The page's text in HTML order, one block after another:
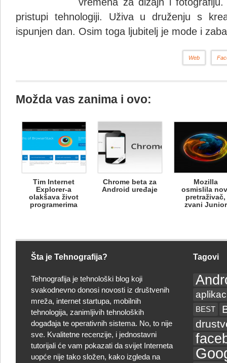
pristupi tehnologiji. Uživa u druženju s
ispunjen dan. Osim toga ljubitelj je mode i
Web
Možda vas zanima i ovo:
Tim Internet
Explorer-a
olakšava život
programerima
Chrome beta za
Android uređaje
Mozilla
osmislila
pretraživač,
zvani Junior
Šta je Tehnografija?
Tehnografija je tehnološki blog koji
svakodnevno donosi novosti iz društvenih
mreža, internet startupa, mobilnih
tehnologija, zanimljivih tehnoloških
događaja te operativnih sistema. No, to nije
sve. Kvalitetne recenzije, i jednostavni
tutorijali će vam pokazati da svijet Interneta
uopće nije tako složen, kako izgleda na
Tagovi
BEST